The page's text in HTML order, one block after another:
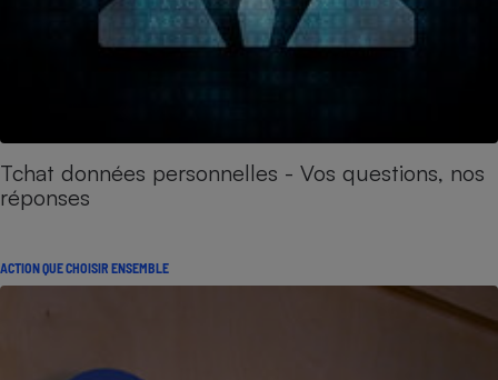
Tchat données personnelles - Vos questions, nos
réponses
ACTION QUE CHOISIR ENSEMBLE